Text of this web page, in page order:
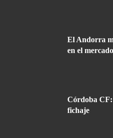
El Andorra
en el mercado
Córdoba
fichaje